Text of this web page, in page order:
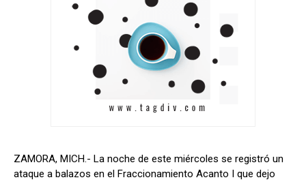
ZAMORA, MICH.- La noche de este miércoles se registró un
ataque a balazos en el Fraccionamiento Acanto I que dejo